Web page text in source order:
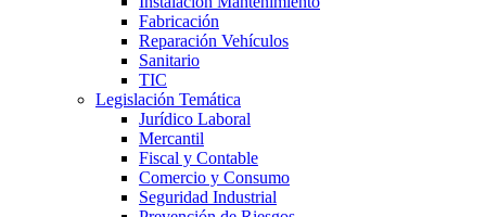
Fabricación
Reparación Vehículos
Sanitario
TIC
Legislación Temática
Jurídico Laboral
Mercantil
Fiscal y Contable
Comercio y Consumo
Seguridad Industrial